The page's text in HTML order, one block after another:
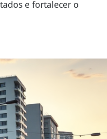
e fortalecer o